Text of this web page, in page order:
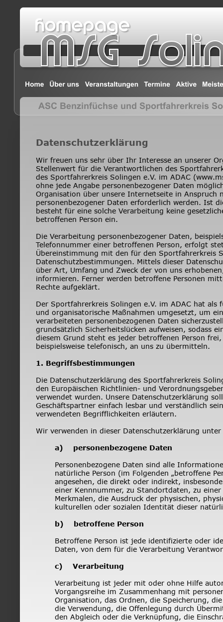
Datenschutzerklärung
Wir freuen uns sehr über Ihr Interesse an unserer
Stellenwert für die Verantwortlichen des
des Sportfahrerkreis Solingen e.V. im ADAC
ohne jede Angabe personenbezogener Daten
Organisation über unsere Internetseite in
personenbezogener Daten erforderlich werden. Ist
besteht für eine solche Verarbeitung keine
betroffenen Person ein.
Die Verarbeitung personenbezogener Daten,
Telefonnummer einer betroffenen Person, erfolgt
Übereinstimmung mit den für den Sportfahrerkreis
Datenschutzbestimmungen. Mittels dieser
über Art, Umfang und Zweck der von uns
informieren. Ferner werden betroffene Personen
Rechte aufgeklärt.
Der Sportfahrerkreis Solingen e.V. im ADAC hat
und organisatorische Maßnahmen umgesetzt, um
verarbeiteten personenbezogenen Daten
grundsätzlich Sicherheitslücken aufweisen, sodass
diesem Grund steht es jeder betroffenen Person
beispielsweise telefonisch, an uns zu übermitteln.
1. Begriffsbestimmungen
Die Datenschutzerklärung des Sportfahrerkreis
den Europäischen Richtlinien- und
verwendet wurden. Unsere Datenschutzerklärung
Geschäftspartner einfach lesbar und verständlich
verwendeten Begrifflichkeiten erläutern.
Wir verwenden in dieser Datenschutzerklärung
a)    personenbezogene Daten
Personenbezogene Daten sind alle
natürliche Person (im Folgenden „betroffene
angesehen, die direkt oder indirekt,
einer Kennnummer, zu Standortdaten, zu
Merkmalen, die Ausdruck der physischen,
kulturellen oder sozialen Identität dieser
b)    betroffene Person
Betroffene Person ist jede identifizierte oder
Daten, von dem für die Verarbeitung
c)    Verarbeitung
Verarbeitung ist jeder mit oder ohne Hilfe
Vorgangsreihe im Zusammenhang mit
Organisation, das Ordnen, die Speicherung,
die Verwendung, die Offenlegung durch
den Abgleich oder die Verknüpfung, die